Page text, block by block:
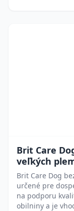
Brit Care
veľkých
Brit Care Dog
určené pre
na podporu
obilniny a je